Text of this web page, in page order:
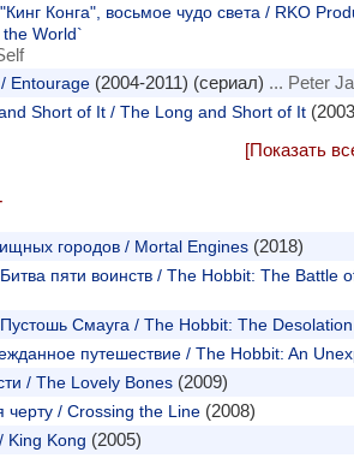
Конга", восьмое чудо света / RKO
World`
Entourage(2004-2011) (сериал) ... Peter
Short of It / The Long and Short of It
[Показать
городов / Mortal Engines(2018)
пяти воинств / The Hobbit: The Battle
Смауга / The Hobbit: The
путешествие / The Hobbit: An
/ The Lovely Bones(2009)
черту / Crossing the Line(2008)
King Kong (2005)